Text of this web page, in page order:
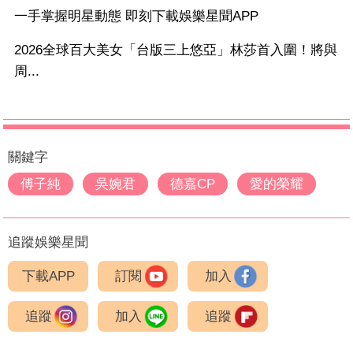
一手掌握明星動態 即刻下載娛樂星聞APP
2026全球百大美女「台版三上悠亞」林莎首入圍！將與
周...
關鍵字
傅子純
吳婉君 德嘉CP 愛的榮耀
追蹤娛樂星聞
下載APP 訂閱 加入
追蹤 加入 追蹤